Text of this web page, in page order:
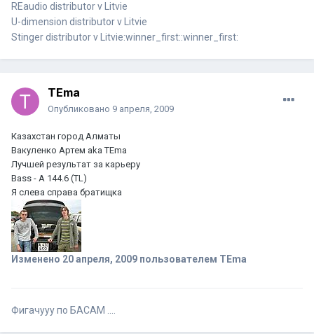
REaudio distributor v Litvie
U-dimension distributor v Litvie
Stinger distributor v Litvie:winner_first::winner_first:
TEma
Опубликовано 9 апреля, 2009
Казахстан город Алматы
Вакуленко Артем aka TEma
Лучшей результат за карьеру
Bass - A 144.6 (TL)
Я слева справа братищка
Изменено 20 апреля, 2009 пользователем TEma
Фигачууу по БАСАМ ....